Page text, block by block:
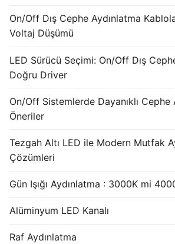
On/Off Dış Cephe Aydınlatma
Voltaj Düşümü
LED Sürücü Seçimi: On/Off Dış
Doğru Driver
On/Off Sistemlerde Dayanıklı Cephe
Öneriler
Tezgah Altı LED ile Modern Mutfak
Çözümleri
Gün Işığı Aydınlatma : 3000K mi
Alüminyum LED Kanalı
Raf Aydınlatma